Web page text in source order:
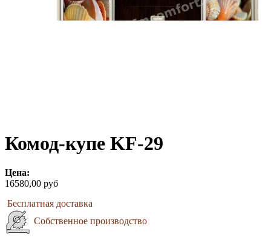
Комод-купе KF-29
Цена:
16580,00 руб
Бесплатная доставка
Собственное производство